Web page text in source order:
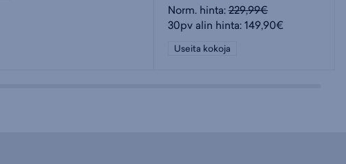
Norm. hinta:229,99€
30pv alin hinta: 149,90€
Useita kokoja